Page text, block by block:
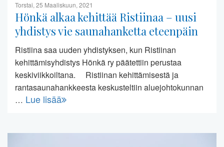
Torstai, 25 Maaliskuun, 2021
Hönkä alkaa kehittää Ristiinaa – uusi
yhdistys vie saunahanketta eteenpäin
Ristiina saa uuden yhdistyksen, kun Ristiinan
kehittämisyhdistys Hönkä ry päätettiin perustaa
keskiviikkoiltana. Ristiinan kehittämisestä ja
rantasaunahankkeesta keskusteltiin aluejohtokunnan
… Lue lisää